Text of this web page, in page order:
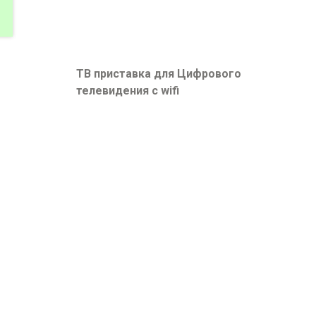
ТВ приставка для Цифрового
телевидения с wifi